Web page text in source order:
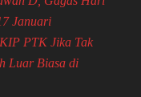
Januari
PTK Jika Tak
Luar Biasa di